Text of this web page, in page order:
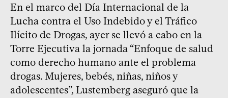
En el marco del Día Internacional de la
Lucha contra el Uso Indebido y el Tráfico
Ilícito de Drogas, ayer se llevó a cabo en la
Torre Ejecutiva la jornada “Enfoque de salud
como derecho humano ante el problema
drogas. Mujeres, bebés, niñas, niños y
adolescentes”, Lustemberg aseguró que la